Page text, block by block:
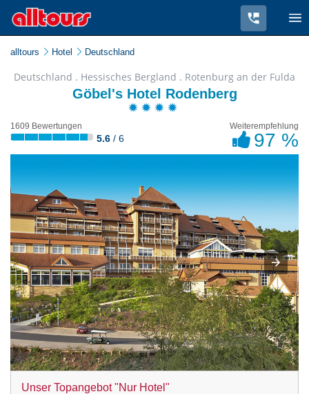
alltours Hotel Deutschland
Deutschland . Hessisches Bergland . Rotenburg an der Fulda
Göbel's Hotel Rodenberg
1609 Bewertungen
5.6 / 6
Weiterempfehlung
97 %
Unser Topangebot "Nur Hotel"